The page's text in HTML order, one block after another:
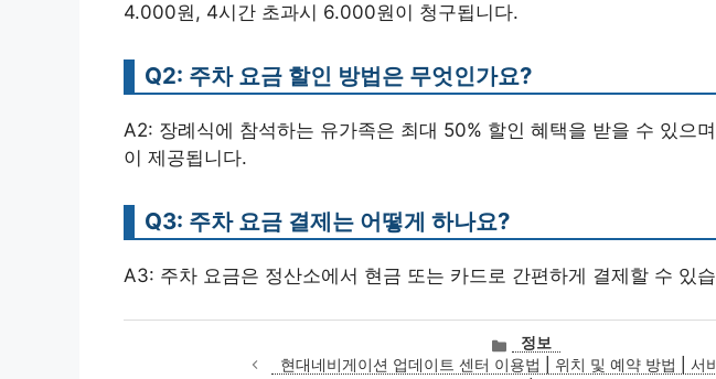
4.000원, 4시간 초과시 6.000원이 청구됩니다.
Q2: 주차 요금 할인 방법은 무엇인가요?
A2: 장례식에 참석하는 유가족은 최대 50% 할인 혜택을 받을 수 있으
이 제공됩니다.
Q3: 주차 요금 결제는 어떻게 하나요?
A3: 주차 요금은 정산소에서 현금 또는 카드로 간편하게 결제할 수 있
카
테
정보
현대네비게이션 업데이트 센터 이용법 | 위치 및 예약 방법 | 서